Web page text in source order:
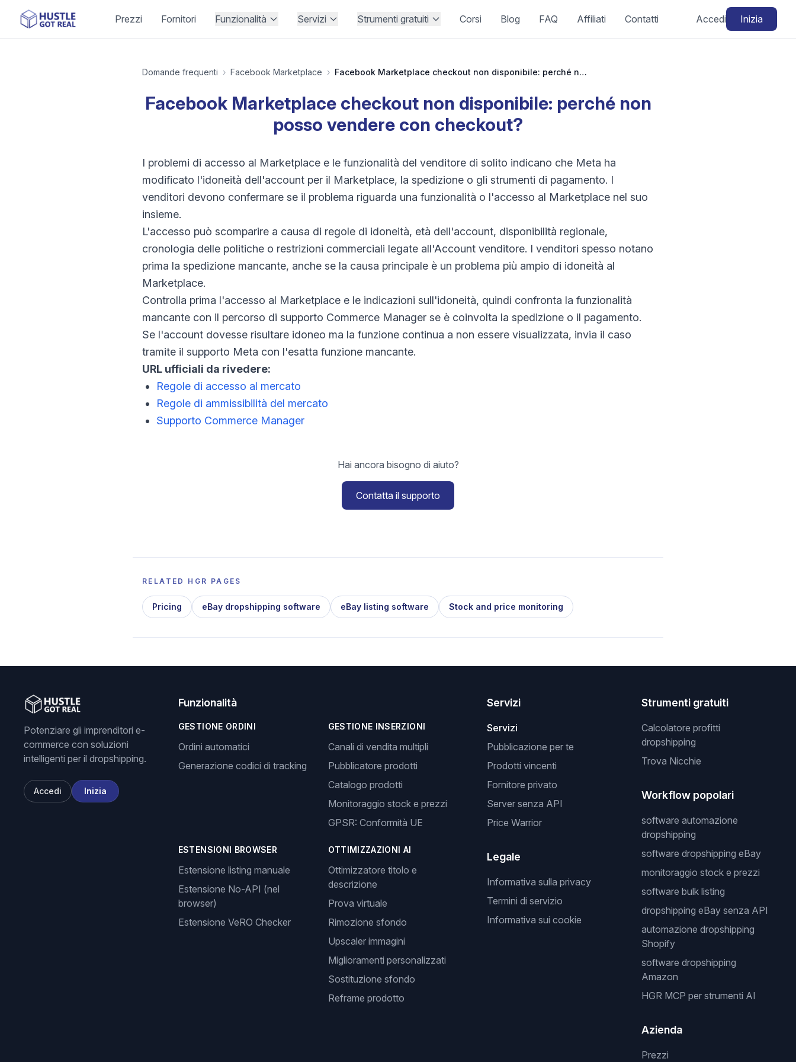
Prezzi Fornitori Funzionalità Servizi Strumenti gratuiti Corsi Blog FAQ Affiliati Contatti Accedi Inizia
Domande frequenti › Facebook Marketplace › Facebook Marketplace checkout non disponibile: perché non posso vendere con checkout?
Facebook Marketplace checkout non disponibile: perché non
posso vendere con checkout?
I problemi di accesso al Marketplace e le funzionalità del venditore di solito indicano che Meta ha
modificato l'idoneità dell'account per il Marketplace, la spedizione o gli strumenti di pagamento. I
venditori devono confermare se il problema riguarda una funzionalità o l'accesso al Marketplace nel suo
insieme.
L'accesso può scomparire a causa di regole di idoneità, età dell'account, disponibilità regionale,
cronologia delle politiche o restrizioni commerciali legate all'Account venditore. I venditori spesso notano
prima la spedizione mancante, anche se la causa principale è un problema più ampio di idoneità al
Marketplace.
Controlla prima l'accesso al Marketplace e le indicazioni sull'idoneità, quindi confronta la funzionalità
mancante con il percorso di supporto Commerce Manager se è coinvolta la spedizione o il pagamento.
Se l'account dovesse risultare idoneo ma la funzione continua a non essere visualizzata, invia il caso
tramite il supporto Meta con l'esatta funzione mancante.
URL ufficiali da rivedere:
Regole di accesso al mercato
Regole di ammissibilità del mercato
Supporto Commerce Manager
Hai ancora bisogno di aiuto?
Contatta il supporto
RELATED HGR PAGES
Pricing eBay dropshipping software eBay listing software Stock and price monitoring
Potenziare gli imprenditori e-
commerce con soluzioni
intelligenti per il dropshipping.
Accedi Inizia
Funzionalità
GESTIONE ORDINI
Ordini automatici
Generazione codici di tracking
GESTIONE INSERZIONI
Canali di vendita multipli
Pubblicatore prodotti
Catalogo prodotti
Monitoraggio stock e prezzi
GPSR: Conformità UE
ESTENSIONI BROWSER
Estensione listing manuale
Estensione No-API (nel
browser)
Estensione VeRO Checker
OTTIMIZZAZIONI AI
Ottimizzatore titolo e
descrizione
Prova virtuale
Rimozione sfondo
Upscaler immagini
Miglioramenti personalizzati
Sostituzione sfondo
Reframe prodotto
Servizi
Servizi
Pubblicazione per te
Prodotti vincenti
Fornitore privato
Server senza API
Price Warrior
Legale
Informativa sulla privacy
Termini di servizio
Informativa sui cookie
Strumenti gratuiti
Calcolatore profitti
dropshipping
Trova Nicchie
Workflow popolari
software automazione
dropshipping
software dropshipping eBay
monitoraggio stock e prezzi
software bulk listing
dropshipping eBay senza API
automazione dropshipping
Shopify
software dropshipping
Amazon
HGR MCP per strumenti AI
Azienda
Prezzi